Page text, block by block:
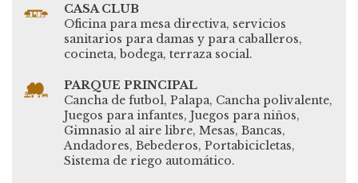
CASA CLUB
Oficina para mesa directiva, servicios
sanitarios para damas y para caballeros,
cocineta, bodega, terraza social.
PARQUE PRINCIPAL
Cancha de futbol, Palapa, Cancha polivalente,
Juegos para infantes, Juegos para niños,
Gimnasio al aire libre, Mesas, Bancas,
Andadores, Bebederos, Portabicicletas,
Sistema de riego automático.